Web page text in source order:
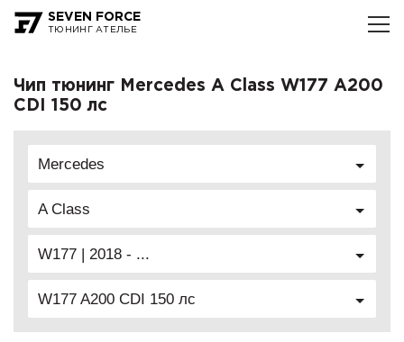
SEVEN FORCE
ТЮНИНГ АТЕЛЬЕ
Чип тюнинг Mercedes A Class W177 A200
CDI 150 лс
Mercedes
A Class
W177 | 2018 - ...
W177 A200 CDI 150 лс